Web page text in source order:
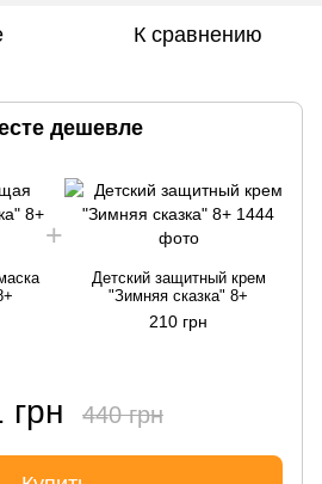
К сравнению
дешевле
Детский защитный крем
"Зимняя сказка" 8+
210 грн
грн 440 грн